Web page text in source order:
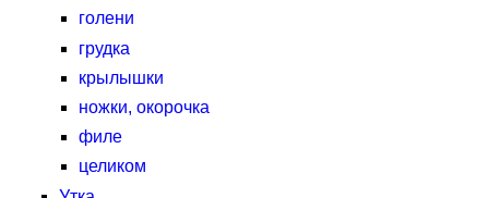
голени
грудка
крылышки
ножки, окорочка
филе
целиком